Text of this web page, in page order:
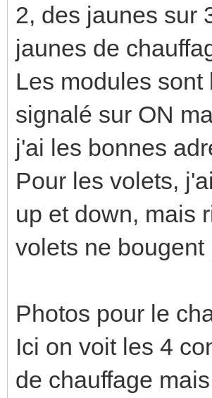
2, des jaunes sur
jaunes de
Les modules
signalé sur ON
j'ai les bonnes
Pour les volets,
up et down, mais
volets ne bougent
Photos pour le
Ici on voit les 4
de chauffage